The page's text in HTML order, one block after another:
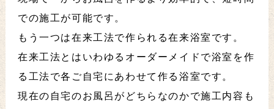
での施工が可能です。
もう一つは在来工法で作られる在来浴室です。
在来工法とはいわゆるオーダーメイドで浴室を作
る工法で各ご自宅にあわせて作る浴室です。
現在の自宅のお風呂がどちらなのかで施工内容も